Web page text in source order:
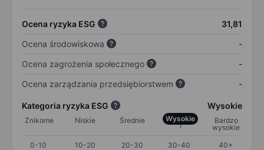
Ocena ryzyka ESG
31,81
Ocena środowiskowa
-
Ocena zagrożenia społecznego
-
Ocena zarządzania przedsiębiorstwem
-
Kategoria ryzyka ESG Wysokie
Znikome Niskie Średnie Wysokie
Bardzo
wysokie
0-10
10-20 20-30 30-40 40+